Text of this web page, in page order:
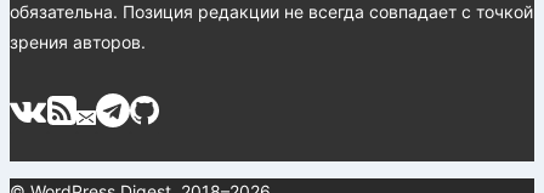
обязательна. Позиция редакции не всегда совпадает с точкой
зрения авторов.